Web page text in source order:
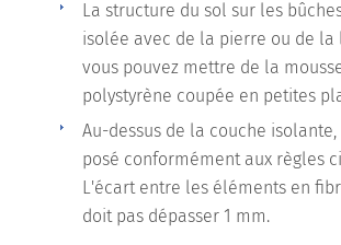
La structure du sol sur les
isolée avec de la pierre ou de la
vous pouvez mettre de la
polystyrène coupée en petites
Au-dessus de la couche isolante,
posé conformément aux règles
L'écart entre les éléments en
doit pas dépasser 1 mm.